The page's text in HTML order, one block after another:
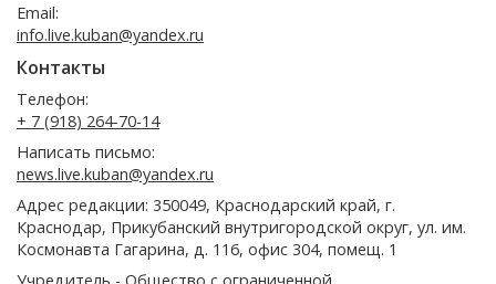
Email:
info.live.kuban@yandex.ru
Контакты
Телефон:
+ 7 (918) 264-70-14
Написать письмо:
news.live.kuban@yandex.ru
Адрес редакции: 350049, Краснодарский край, г.
Краснодар, Прикубанский внутригородской округ, ул. им.
Космонавта Гагарина, д. 116, офис 304, помещ. 1
Учредитель - Общество с ограниченной